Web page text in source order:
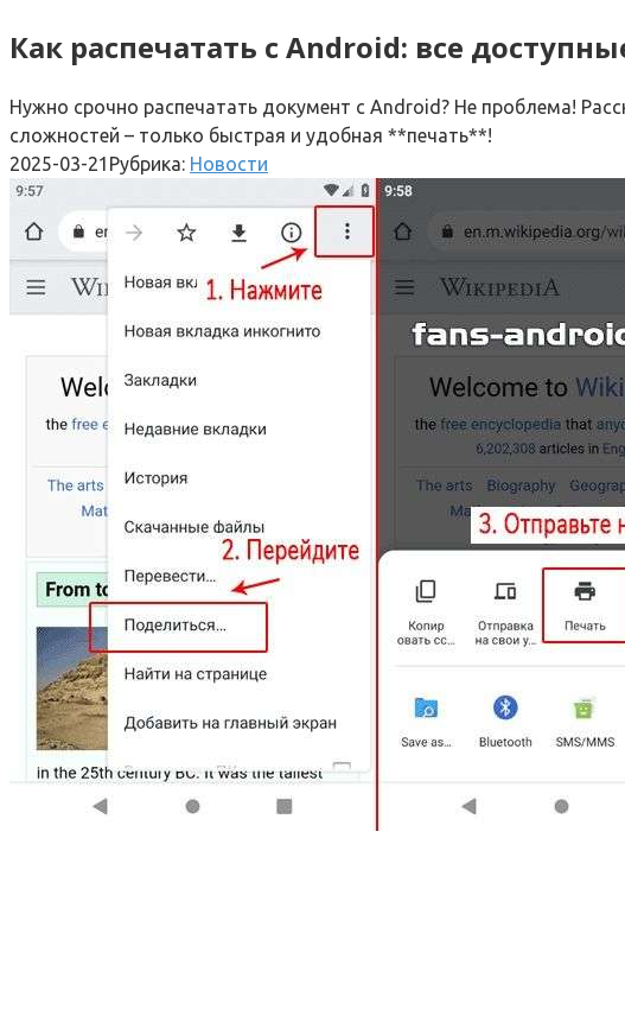
Как распечатать с Android: все
Нужно срочно распечатать документ с Android? Не проблема!
сложностей – только быстрая и удобная **печать**!
2025-03-21 Рубрика: Новости